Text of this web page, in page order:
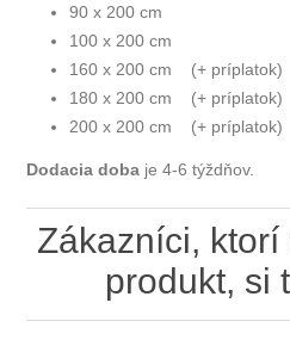
90 x 200 cm
100 x 200 cm
160 x 200 cm (+ príplatok)
180 x 200 cm (+ príplatok)
200 x 200 cm (+ príplatok)
Dodacia doba je 4-6 týždňov.
Zákazníci,
produkt, si